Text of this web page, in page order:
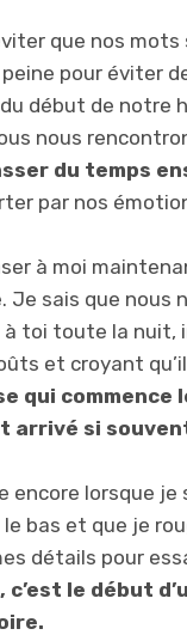
que nos
pour éviter
début de notre
nous
du temps
par nos
à moi
Je sais que nous
à toi toute la
et croyant qu’il
qui
arrivé si
encore lorsque je
bas et que je
détails pour
le début